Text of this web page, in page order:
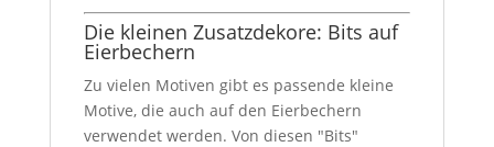
Die kleinen Zusatzdekore: Bits auf
Eierbechern
Zu vielen Motiven gibt es passende kleine
Motive, die auch auf den Eierbechern
verwendet werden. Von diesen "Bits"